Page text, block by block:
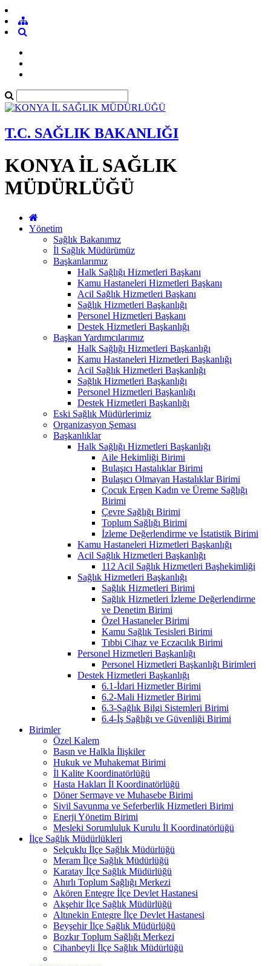
T.C. SAĞLIK BAKANLIĞI
KONYA İL SAĞLIK
MÜDÜRLÜĞÜ
Yönetim
Sağlık Bakanımız
İl Sağlık Müdürümüz
Başkanlarımız
Halk Sağlığı Hizmetleri Başkanı
Kamu Hastaneleri Hizmetleri Başkanı
Acil Sağlık Hizmetleri Başkanı
Sağlık Hizmetleri Başkanlığı
Personel Hizmetleri Başkanı
Destek Hizmetleri Başkanlığı
Başkan Yardımcılarımız
Halk Sağlığı Hizmetleri Başkanlığı
Kamu Hastaneleri Hizmetleri Başkanlığı
Acil Sağlık Hizmetleri Başkanlığı
Sağlık Hizmetleri Başkanlığı
Personel Hizmetleri Başkanlığı
Destek Hizmetleri Başkanlığı
Eski Sağlık Müdürlerimiz
Organizasyon Şeması
Başkanlıklar
Halk Sağlığı Hizmetleri Başkanlığı
Aile Hekimliği Birimi
Bulaşıcı Hastalıklar Birimi
Bulaşıcı Olmayan Hastalıklar Birimi
Çocuk Ergen Kadın ve Üreme Sağlığı
Birimi
Çevre Sağlığı Birimi
Toplum Sağlığı Birimi
İzleme Değerlendirme ve İstatistik Birimi
Kamu Hastaneleri Hizmetleri Başkanlığı
Acil Sağlık Hizmetleri Başkanlığı
112 Acil Sağlık Hizmetleri Başhekimliği
Sağlık Hizmetleri Başkanlığı
Sağlık Hizmetleri Birimi
Sağlık Hizmetleri İzleme Değerlendirme
ve Denetim Birimi
Özel Hastaneler Birimi
Kamu Sağlık Tesisleri Birimi
Tıbbi Cihaz ve Eczacılık Birimi
Personel Hizmetleri Başkanlığı
Personel Hizmetleri Başkanlığı Birimleri
Destek Hizmetleri Başkanlığı
6.1-İdari Hizmetler Birimi
6.2-Mali Hizmetler Birimi
6.3-Sağlık Bilgi Sistemleri Birimi
6.4-İş Sağlığı ve Güvenliği Birimi
Birimler
Özel Kalem
Basın ve Halkla İlişkiler
Hukuk ve Muhakemat Birimi
İl Kalite Koordinatörlüğü
Hasta Hakları İl Koordinatörlüğü
Döner Sermaye ve Muhasebe Birimi
Sivil Savunma ve Seferberlik Hizmetleri Birimi
Enerji Yönetim Birimi
Mesleki Sorumluluk Kurulu İl Koordinatörlüğü
İlçe Sağlık Müdürlükleri
Selçuklu İlçe Sağlık Müdürlüğü
Meram İlçe Sağlık Müdürlüğü
Karatay İlçe Sağlık Müdürlüğü
Ahırlı Toplum Sağlığı Merkezi
Akören Entegre İlçe Devlet Hastanesi
Akşehir İlçe Sağlık Müdürlüğü
Altınekin Entegre İlçe Devlet Hastanesi
Beyşehir İlçe Sağlık Müdürlüğü
Bozkır Toplum Sağlığı Merkezi
Cihanbeyli İlçe Sağlık Müdürlüğü